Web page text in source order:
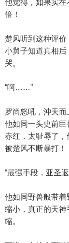
他觉得，如果实
倍！
楚风听到这种评
小舅子知道真相
哭。
“啊……”
罗尚怒吼，沖天而
他如同一头史前
赤红，太耻辱了
被楚风不断暴打！
“最强手段，亚圣
他如同野兽般带
缩小，真正的天
缩。